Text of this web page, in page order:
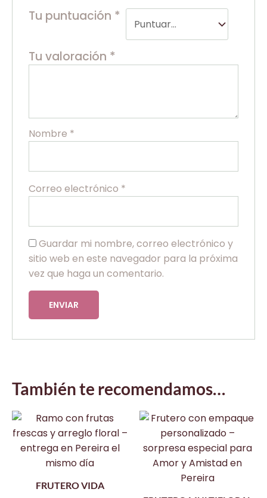
Tu puntuación *
Tu valoración *
Nombre *
Correo electrónico *
Guardar mi nombre, correo electrónico y
sitio web en este navegador para la próxima
vez que haga un comentario.
También te recomendamos…
FRUTERO VIDA